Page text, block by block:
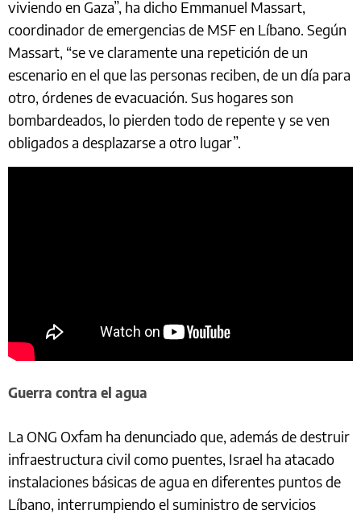
viviendo en Gaza”, ha dicho Emmanuel Massart,
coordinador de emergencias de MSF en Líbano. Según
Massart, “se ve claramente una repetición de un
escenario en el que las personas reciben, de un día para
otro, órdenes de evacuación. Sus hogares son
bombardeados, lo pierden todo de repente y se ven
obligados a desplazarse a otro lugar”.
Guerra contra el agua
La ONG Oxfam ha denunciado que, además de destruir
infraestructura civil como puentes, Israel ha atacado
instalaciones básicas de agua en diferentes puntos de
Líbano, interrumpiendo el suministro de servicios